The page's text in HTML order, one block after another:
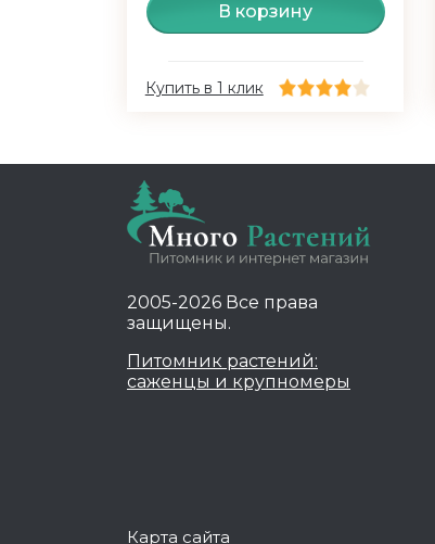
В корзину
Купить в 1 клик
2005-2026 Все права
защищены.
Питомник растений:
саженцы и крупномеры
Карта сайта